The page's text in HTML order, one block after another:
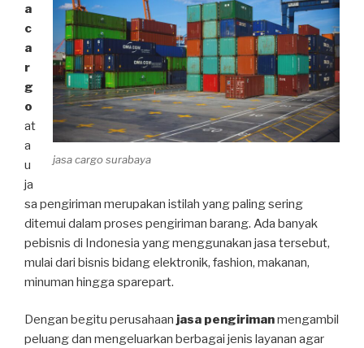
jasa cargo surabaya
a
c
a
r
g
o
at
a
u
ja
sa pengiriman merupakan istilah yang paling sering
ditemui dalam proses pengiriman barang. Ada banyak
pebisnis di Indonesia yang menggunakan jasa tersebut,
mulai dari bisnis bidang elektronik, fashion, makanan,
minuman hingga sparepart.
Dengan begitu perusahaan jasa pengirimanmengambil
peluang dan mengeluarkan berbagai jenis layanan agar